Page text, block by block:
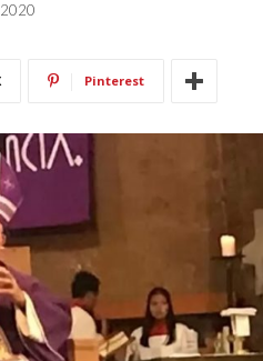
2020
Pinterest